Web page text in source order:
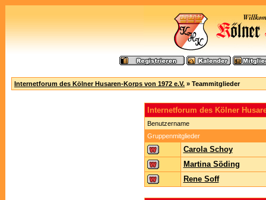
Internetforum des Kölner Husaren-Korps von 1972 e.V. » Teammitglieder
Internetforum des Kölner
Benutzername
Gruppenmitglieder
Carola Schoy
Martina Söding
Rene Soff